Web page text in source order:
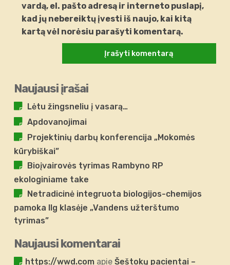
vardą, el. pašto adresą ir interneto puslapį,
kad jų nebereiktų įvesti iš naujo, kai kitą
kartą vėl norėsiu parašyti komentarą.
Naujausi įrašai
Lėtu žingsneliu į vasarą…
Apdovanojimai
Projektinių darbų konferencija „Mokomės
kūrybiškai”
Bioįvairovės tyrimas Rambyno RP
ekologiniame take
Netradicinė integruota biologijos-chemijos
pamoka IIg klasėje „Vandens užterštumo
tyrimas”
Naujausi komentarai
https://wwd.com apieŠeštokų pacientai –